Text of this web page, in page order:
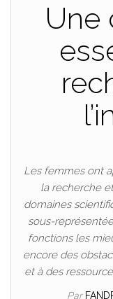
Une
Les femmes ont
la recherche
domaines
sous-
fonctions les
encore des
et à des
Par